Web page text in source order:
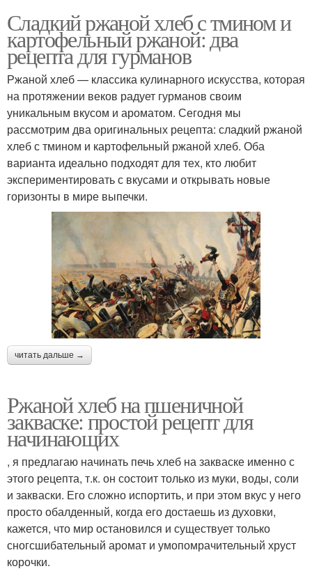
Сладкий ржаной хлеб с тмином и
картофельный ржаной: два
рецепта для гурманов
Ржаной хлеб — классика кулинарного искусства, которая
на протяжении веков радует гурманов своим
уникальным вкусом и ароматом. Сегодня мы
рассмотрим два оригинальных рецепта: сладкий ржаной
хлеб с тмином и картофельный ржаной хлеб. Оба
варианта идеально подходят для тех, кто любит
экспериментировать с вкусами и открывать новые
горизонты в мире выпечки.
читать дальше →
Ржаной хлеб на пшеничной
закваске: простой рецепт для
начинающих
, я предлагаю начинать печь хлеб на закваске именно с
этого рецепта, т.к. он состоит только из муки, воды, соли
и закваски. Его сложно испортить, и при этом вкус у него
просто обалденный, когда его достаешь из духовки,
кажется, что мир остановился и существует только
сногсшибательный аромат и умопомрачительный хруст
корочки.